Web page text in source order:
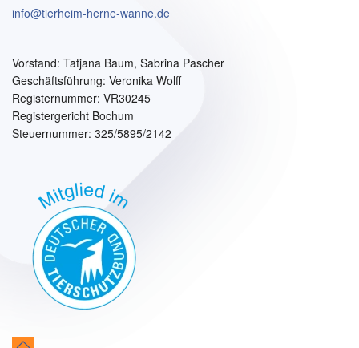
info@tierheim-herne-wanne.de
Vorstand: Tatjana Baum, Sabrina Pascher
Geschäftsführung: Veronika Wolff
Registernummer: VR30245
Registergericht Bochum
Steuernummer: 325/5895/2142